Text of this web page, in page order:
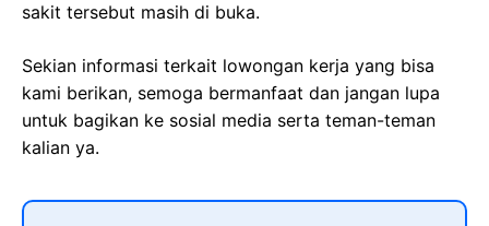
sakit tersebut masih di buka.
Sekian informasi terkait lowongan kerja yang bisa
kami berikan, semoga bermanfaat dan jangan lupa
untuk bagikan ke sosial media serta teman-teman
kalian ya.